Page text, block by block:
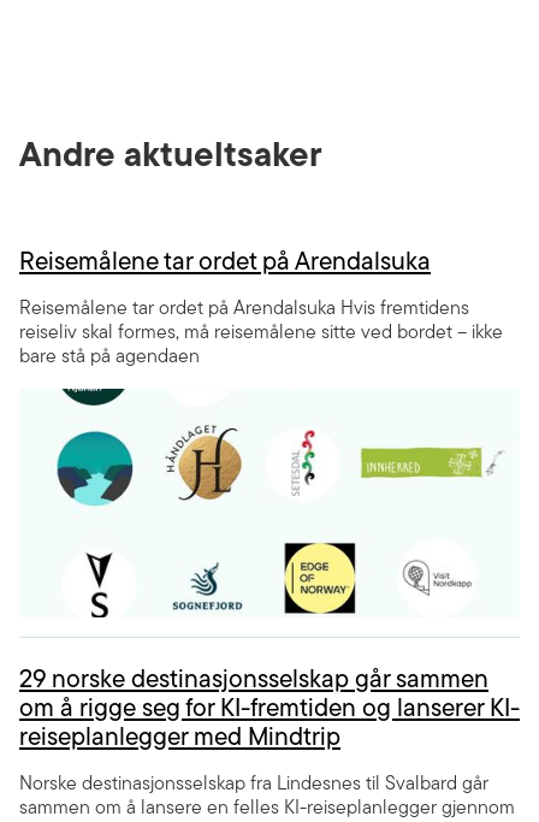
Andre aktueltsaker
Reisemålene tar ordet på Arendalsuka
Reisemålene tar ordet på Arendalsuka Hvis fremtidens
reiseliv skal formes, må reisemålene sitte ved bordet – ikke
bare stå på agendaen
29 norske destinasjonsselskap går sammen
om å rigge seg for KI-fremtiden og lanserer KI-
reiseplanlegger med Mindtrip
Norske destinasjonsselskap fra Lindesnes til Svalbard går
sammen om å lansere en felles KI-reiseplanlegger gjennom